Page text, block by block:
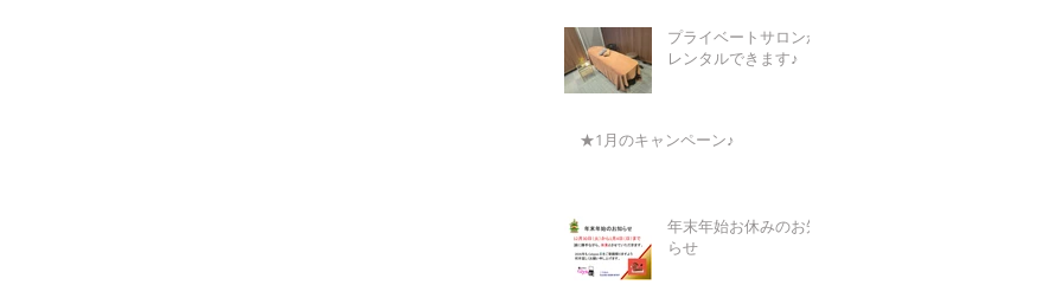
プライベートサロンが
レンタルできます♪
★1月のキャンペーン♪
年末年始お休みのお知
らせ